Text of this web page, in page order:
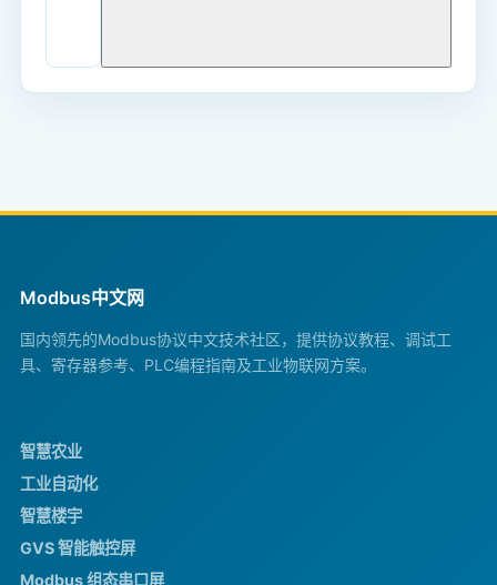
Modbus中文网
国内领先的Modbus协议中文技术社区，提供协议教程、调试工
具、寄存器参考、PLC编程指南及工业物联网方案。
智慧农业
工业自动化
智慧楼宇
GVS 智能触控屏
Modbus 组态串口屏